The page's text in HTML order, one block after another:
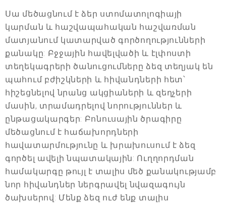
Սա մեծացնում է ձեր ստոմատոլոգիայի
կարման և հաշվապահական հաշվառման
մատյանում կատարված գործողությունների
քանակը: Բջջային հավելվածի և էլփոստի
տեղեկագրերի ծանուցումները ձեզ տեղյակ են
պահում բժիշկների և հիվանդների հետ՝
հիշեցնելով նրանց ակցիաների և զեղչերի
մասին, տրամադրելով նորություններ և
ընթացակարգեր: Բոնուսային ծրագիրը
մեծացնում է հաճախորդների
հավատարմությունը և խրախուսում է ձեզ
գործել ավելի նպատակային: Ուղղորդման
համակարգը թույլ է տալիս մեծ քանակությամբ
նոր հիվանդներ ներգրավել նվազագույն
ծախսերով: Մենք ձեզ ուժ ենք տալիս